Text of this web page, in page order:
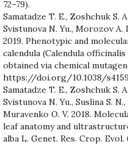
72–79).
Samatadze T. E., Zoshchuk S.
Svistunova N. Yu., Morozov A.
2019. Phenotypic and
calendula (Calendula
obtained via chemical
https://doi.org/10.1038/
Samatadze T. E., Zoshchuk S.
Svistunova N. Yu., Suslina S.
Muravenko O. V. 2018.
leaf anatomy and
alba L. Genet. Res. Crop. Evol.